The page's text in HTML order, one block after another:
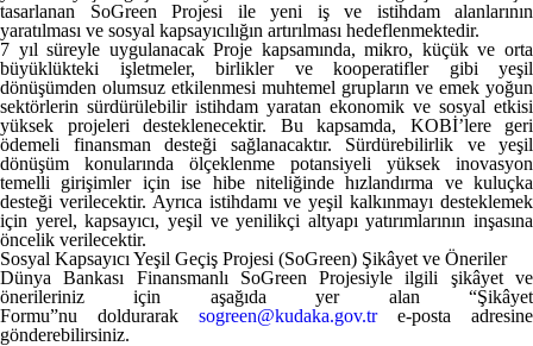
tasarlanan SoGreen Projesi ile yeni iş ve istihdam alanlarının
yaratılması ve sosyal kapsayıcılığın artırılması hedeflenmektedir.
7 yıl süreyle uygulanacak Proje kapsamında, mikro, küçük ve orta
büyüklükteki işletmeler, birlikler ve kooperatifler gibi yeşil
dönüşümden olumsuz etkilenmesi muhtemel grupların ve emek yoğun
sektörlerin sürdürülebilir istihdam yaratan ekonomik ve sosyal etkisi
yüksek projeleri desteklenecektir. Bu kapsamda, KOBİ’lere geri
ödemeli finansman desteği sağlanacaktır. Sürdürebilirlik ve yeşil
dönüşüm konularında ölçeklenme potansiyeli yüksek inovasyon
temelli girişimler için ise hibe niteliğinde hızlandırma ve kuluçka
desteği verilecektir. Ayrıca istihdamı ve yeşil kalkınmayı desteklemek
için yerel, kapsayıcı, yeşil ve yenilikçi altyapı yatırımlarının inşasına
öncelik verilecektir.
Sosyal Kapsayıcı Yeşil Geçiş Projesi (SoGreen) Şikâyet ve Öneriler
Dünya Bankası Finansmanlı SoGreen Projesiyle ilgili şikâyet ve
önerileriniz için aşağıda yer alan “Şikâyet
Formu”nu doldurarak sogreen@kudaka.gov.tre-posta adresine
gönderebilirsiniz.